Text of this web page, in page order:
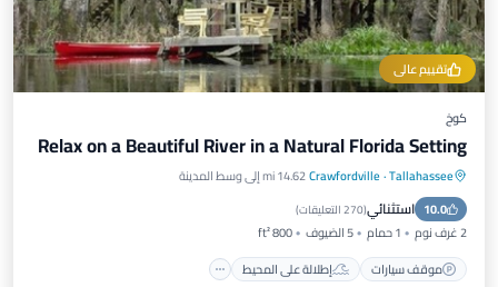
تقييم عالي
كوخ
Relax on a Beautiful River in a Natural Florida Setting
Tallahassee
·
Crawfordville14.62 mi إلى وسط المدينة
10.0 استثنائي(270 التعليقات )
2 غرف نوم 1 حمام 5 الضيوف
800 ft²
موقف سيارات
إطلالة على المحيط
موقف سيارات
إطلالة على المحيط
شرفة / تراس